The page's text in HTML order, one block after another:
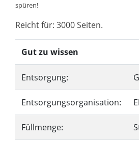
spüren!
Reicht für: 3000 Seiten.
Gut zu wissen
Entsorgung:
Entsorgungsorganisation:
Füllmenge: